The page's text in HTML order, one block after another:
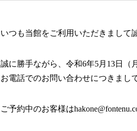
いつも当館をご利用いただきまして
誠に勝手ながら、令和6年5月13日（
お電話でのお問い合わせにつきまし
ご予約中のお客様は